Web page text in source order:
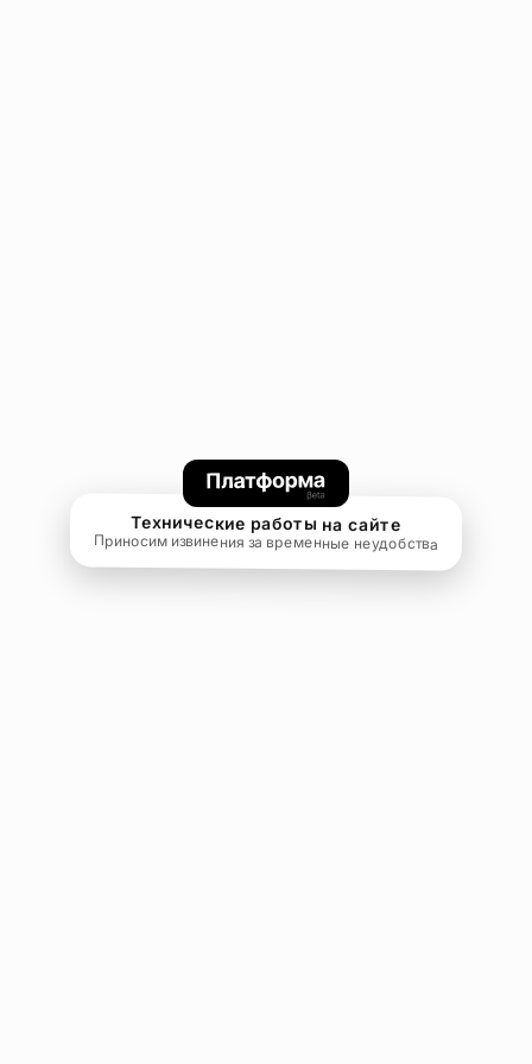
Технические работы на сайте
Приносим извинения за временные неудобства